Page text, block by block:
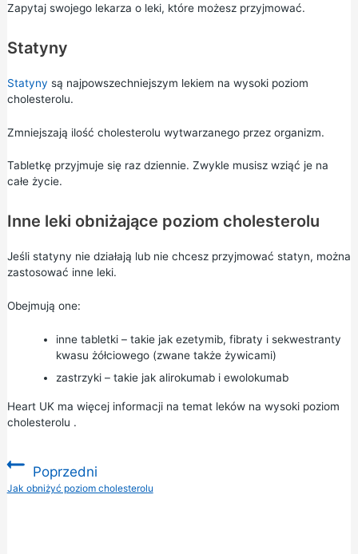
Zapytaj swojego lekarza o leki, które możesz przyjmować.
Statyny
Statyny są najpowszechniejszym lekiem na wysoki poziom
cholesterolu.
Zmniejszają ilość cholesterolu wytwarzanego przez organizm.
Tabletkę przyjmuje się raz dziennie. Zwykle musisz wziąć je na
całe życie.
Inne leki obniżające poziom cholesterolu
Jeśli statyny nie działają lub nie chcesz przyjmować statyn, można
zastosować inne leki.
Obejmują one:
inne tabletki – takie jak ezetymib, fibraty i sekwestranty
kwasu żółciowego (zwane także żywicami)
zastrzyki – takie jak alirokumab i ewolokumab
Heart UK ma więcej informacji na temat leków na wysoki poziom
cholesterolu .
Poprzedni
:Jak obniżyć poziom cholesterolu